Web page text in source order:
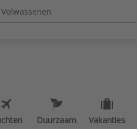
Duurzaam Vakanties